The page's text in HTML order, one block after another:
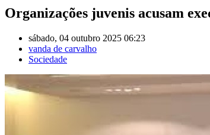
Organizações juvenis acusam
sábado, 04 outubro 2025 06:23
vanda de carvalho
Sociedade